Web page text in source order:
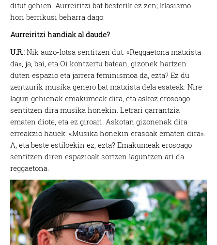
ditut gehien. Aurreiritzi bat besterik ez zen; klasismo
hori berrikusi beharra dago.
Aurreiritzi handiak al daude?
U.R.: Nik auzo-lotsa sentitzen dut. «Reggaetona matxista
da», ja, bai, eta Oi kontzertu batean, gizonek hartzen
duten espazio eta jarrera feminismoa da, ezta? Ez du
zentzurik musika genero bat matxista dela esateak. Nire
lagun gehienak emakumeak dira, eta askoz erosoago
sentitzen dira musika honekin. Letrari garrantzia
ematen diote, eta ez giroari. Askotan gizonenak dira
erreakzio hauek: «Musika honekin erasoak ematen dira».
A, eta beste estiloekin ez, ezta? Emakumeak erosoago
sentitzen diren espazioak sortzen laguntzen ari da
reggaetona.